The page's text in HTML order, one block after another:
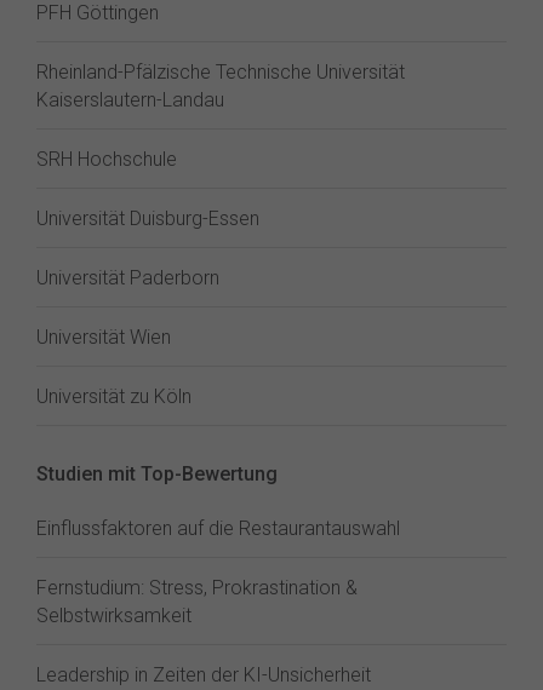
PFH Göttingen
Rheinland-Pfälzische Technische Universität
Kaiserslautern-Landau
SRH Hochschule
Universität Duisburg-Essen
Universität Paderborn
Universität Wien
Universität zu Köln
Studien mit Top-Bewertung
Einflussfaktoren auf die Restaurantauswahl
Fernstudium: Stress, Prokrastination &
Selbstwirksamkeit
Leadership in Zeiten der KI-Unsicherheit